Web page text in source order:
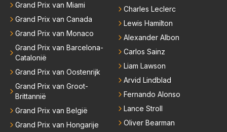
Grand Prix van Miami
Grand Prix van Canada
Grand Prix van Monaco
Grand Prix van Barcelona-
Catalonië
Grand Prix van Oostenrijk
Grand Prix van Groot-
Brittannië
Grand Prix van België
Grand Prix van Hongarije
Charles Leclerc
Lewis Hamilton
Alexander Albon
Carlos Sainz
Liam Lawson
Arvid Lindblad
Fernando Alonso
Lance Stroll
Oliver Bearman